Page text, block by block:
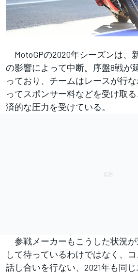
MotoGPの2020年シーズンは、
の影響によって中断。序盤8戦が
っており、チームはレースが行
ってスポンサー料などを受け取
済的な圧力を受けている。
参戦メーカーもこうした状況
して待っているわけではなく、
話し合いを行ない、2021年も同